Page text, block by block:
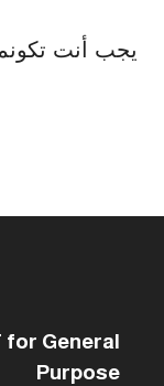
يجب أنت تكون
for General
Purpose